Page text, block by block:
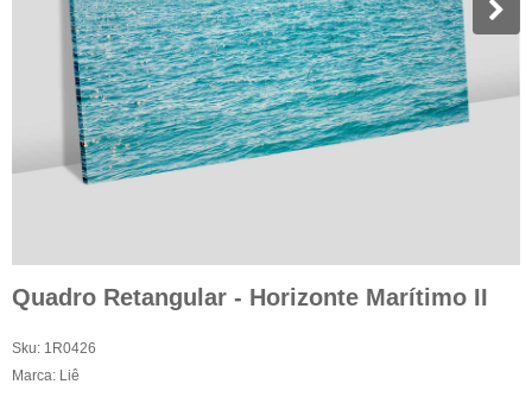
Quadro Retangular - Horizonte Marítimo II
Sku: 1R0426
Marca: Liê